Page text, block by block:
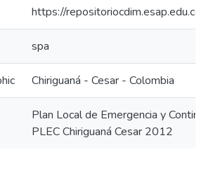
https://
spa
Chiriguaná - Cesar - Colombia
Plan Local de Emergencia y
PLEC Chiriguaná Cesar 2012